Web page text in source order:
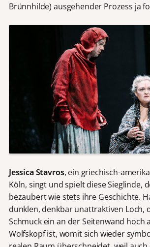
Brünnhilde) ausgehender Prozess ja
Jessica Stavros, ein griechisch-
Köln, singt und spielt diese Sieglinde,
bezaubert wie stets ihre Geschichte.
dunklen, denkbar unattraktiven Loch,
Schmuck ein an der Seitenwand hoch
Wolfskopf ist, womit sich wieder